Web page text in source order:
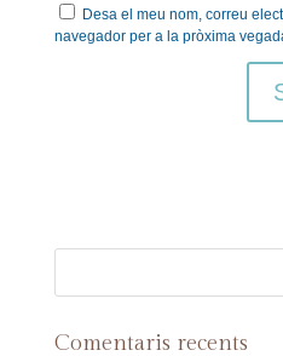
Desa el meu nom, correu
navegador per a la pròxima
Comentaris recents